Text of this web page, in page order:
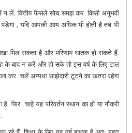
में न लें. वित्तीय फैसले सोच समझ कर किसी अनुभवी
, यदि आपकी आय अधिक भी होती है तब भी
मिल सकता है और परिणाम घातक हो सकते हैं.
के बाद न करें और हो सके तो इस वर्ष के लिए टाल
कर चलें अन्यथा साझेदारी टूटने का खतरा रहेगा
फिर चाहे यह परिवर्तन स्थान का हो या नौकरी